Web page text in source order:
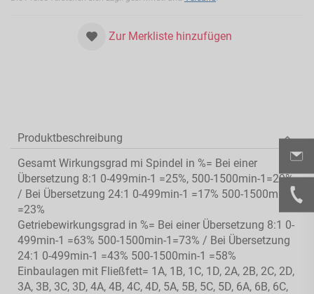
Zur Merkliste hinzufügen
Produktbeschreibung
Gesamt Wirkungsgrad mi Spindel in %= Bei einer
Übersetzung 8:1 0-499min-1 =25%, 500-1500min-1=29%
/ Bei Übersetzung 24:1 0-499min-1 =17% 500-1500min-1
=23%
Getriebewirkungsgrad in %= Bei einer Übersetzung 8:1 0-
499min-1 =63% 500-1500min-1=73% / Bei Übersetzung
24:1 0-499min-1 =43% 500-1500min-1 =58%
Einbaulagen mit Fließfett= 1A, 1B, 1C, 1D, 2A, 2B, 2C, 2D,
3A, 3B, 3C, 3D, 4A, 4B, 4C, 4D, 5A, 5B, 5C, 5D, 6A, 6B, 6C,